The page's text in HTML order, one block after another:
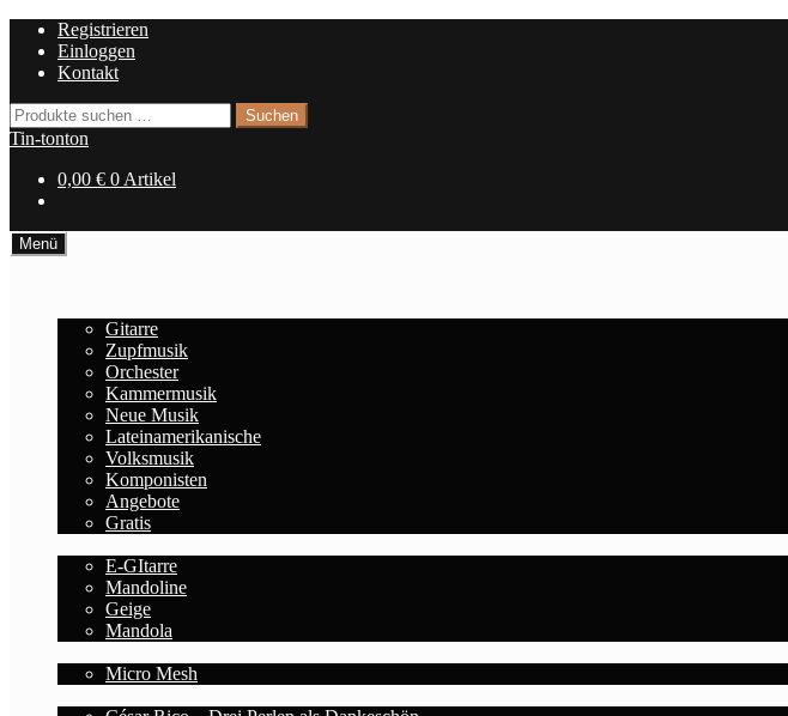
Navigation
springen
Zum
Inhalt
springen
Registrieren
Einloggen
Kontakt
Suchen
nach:
Suchen
Tin-tonton
0,00 € 0 Artikel
Menü
Gitarre
Zupfmusik
Orchester
Kammermusik
Neue Musik
Lateinamerikanische
Volksmusik
Komponisten
Angebote
Gratis
E-GItarre
Mandoline
Geige
Mandola
Micro Mesh